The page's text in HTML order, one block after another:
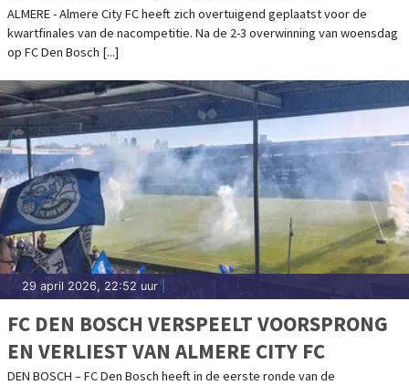
NACOMPETITIE
ALMERE - Almere City FC heeft zich overtuigend geplaatst voor de
kwartfinales van de nacompetitie. Na de 2-3 overwinning van woensdag
op FC Den Bosch [...]
29 april 2026, 22:52 uur
FC DEN BOSCH VERSPEELT VOORSPRONG
EN VERLIEST VAN ALMERE CITY FC
DEN BOSCH – FC Den Bosch heeft in de eerste ronde van de